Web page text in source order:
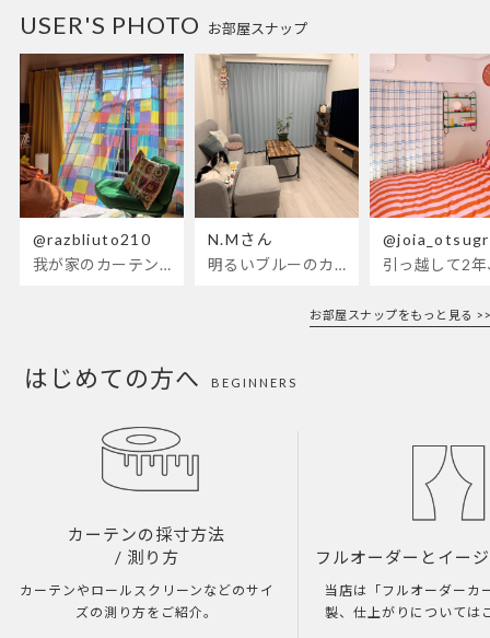
お部屋スナップ
USER'S PHOTO
@razbliuto210
我が家のカーテンが新しくなりました🌼早起きが超絶苦手な私が、思わず朝カーテンを開けて光合成するようになったステンドグラスカーテン…！
N.Mさん
明るいブルーのカーテンで、部屋全体が明るく。白を基調とした部屋にぴったりです。
お部屋スナップをもっと見る >>
はじめての方へ BEGINNERS
カーテンの採寸方法
/ 測り方
カーテンやロールスクリーンなどのサイ
ズの測り方をご紹介。
フルオーダーとイー
当店は「フルオーダーカ
製、仕上がりについては